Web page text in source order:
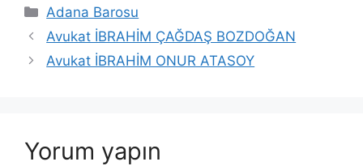
Kategoriler
Adana Barosu
Avukat İBRAHİM ÇAĞDAŞ BOZDOĞAN
Avukat İBRAHİM ONUR ATASOY
Yorum yapın